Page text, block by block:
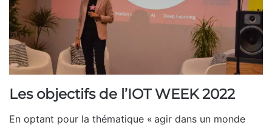
Les objectifs de l’IOT WEEK 2022
En optant pour la thématique « agir dans un monde